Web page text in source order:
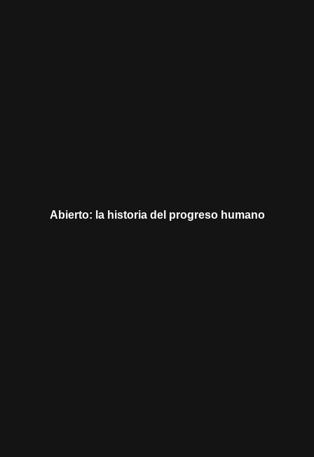
Abierto: la historia del progreso humano